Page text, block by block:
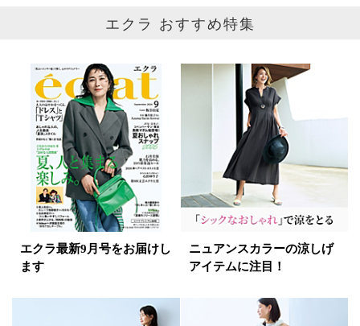
イエロー レッド ピンク
パープル グリーン ブルー
ゴールド シルバー マルチ
エクラ おすすめ特集
エクラ最新9月号をお届けし
ます
ニュアンスカラーの涼しげ
アイテムに注目！